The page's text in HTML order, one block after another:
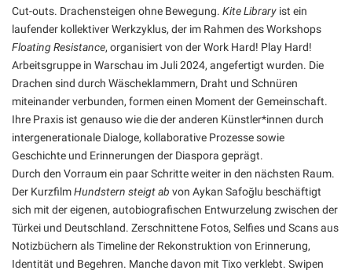
Cut-outs. Drachensteigen ohne Bewegung. Kite Library ist ein
laufender kollektiver Werkzyklus, der im Rahmen des Workshops
Floating Resistance, organisiert von der Work Hard! Play Hard!
Arbeitsgruppe in Warschau im Juli 2024, angefertigt wurden. Die
Drachen sind durch Wäscheklammern, Draht und Schnüren
miteinander verbunden, formen einen Moment der Gemeinschaft.
Ihre Praxis ist genauso wie die der anderen Künstler*innen durch
intergenerationale Dialoge, kollaborative Prozesse sowie
Geschichte und Erinnerungen der Diaspora geprägt.
Durch den Vorraum ein paar Schritte weiter in den nächsten Raum.
Der KurzfilmHundstern steigt ab von Aykan Safoğlu beschäftigt
sich mit der eigenen, autobiografischen Entwurzelung zwischen der
Türkei und Deutschland. Zerschnittene Fotos, Selfies und Scans aus
Notizbüchern als Timeline der Rekonstruktion von Erinnerung,
Identität und Begehren. Manche davon mit Tixo verklebt. Swipen